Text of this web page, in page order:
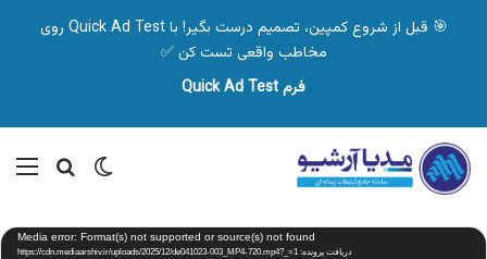
🎯 قبل از شروع کمپین، تصمیم درست بگیر! با Quick Ad Test روی
مخاطب واقعی تست کن ✅
فرم Quick Ad Test
تغییر پوسته
نمایشگر
ویدیو Media error: Format(s) not supported or source(s) not found
دریافت پرونده: https://cdn.mediaarshiv.ir/uploads/2025/12/de041023-003_MP4-720.mp4?_=1